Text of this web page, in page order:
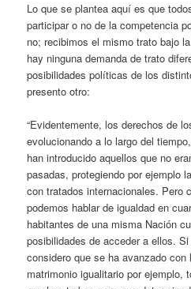
Lo que se plantea aquí es que
participar o no de la competencia
no; recibimos el mismo trato bajo
hay ninguna demanda de trato
posibilidades políticas de los
presento otro:
“Evidentemente, los derechos de
evolucionando a lo largo del
han introducido aquellos que no
pasadas, protegiendo por ejemplo
con tratados internacionales. Pero
podemos hablar de igualdad en
habitantes de una misma Nación
posibilidades de acceder a ellos.
considero que se ha avanzado con
matrimonio igualitario por ejemplo,